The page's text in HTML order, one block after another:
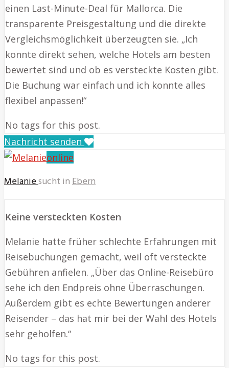
einen Last-Minute-Deal für Mallorca. Die
transparente Preisgestaltung und die direkte
Vergleichsmöglichkeit überzeugten sie. „Ich
konnte direkt sehen, welche Hotels am besten
bewertet sind und ob es versteckte Kosten gibt.
Die Buchung war einfach und ich konnte alles
flexibel anpassen!“
No tags for this post.
Nachricht senden
online
Melaniesucht inEbern
Keine versteckten Kosten
Melanie hatte früher schlechte Erfahrungen mit
Reisebuchungen gemacht, weil oft versteckte
Gebühren anfielen. „Über das Online-Reisebüro
sehe ich den Endpreis ohne Überraschungen.
Außerdem gibt es echte Bewertungen anderer
Reisender – das hat mir bei der Wahl des Hotels
sehr geholfen.“
No tags for this post.